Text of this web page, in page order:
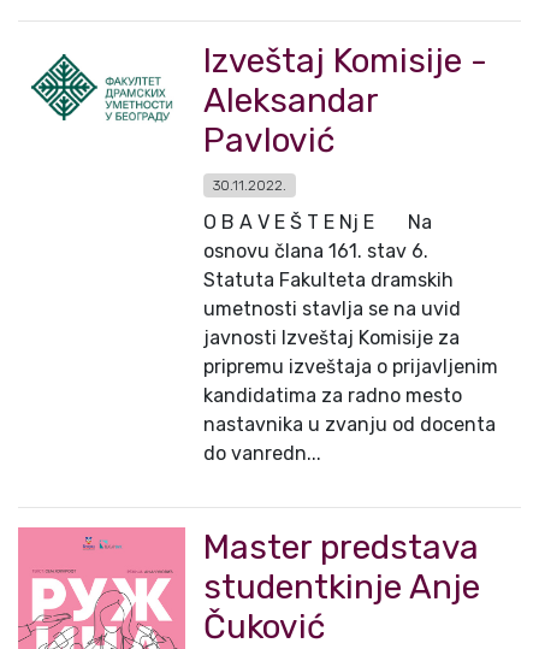
Izveštaj Komisije -
Aleksandar
Pavlović
30.11.2022.
O B A V E Š T E Nj E Na
osnovu člana 161. stav 6.
Statuta Fakulteta dramskih
umetnosti stavlja se na uvid
javnosti Izveštaj Komisije za
pripremu izveštaja o prijavljenim
kandidatima za radno mesto
nastavnika u zvanju od docenta
do vanredn...
Master predstava
studentkinje Anje
Čuković